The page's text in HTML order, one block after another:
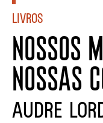
Livros
NOSSOS
NOSSAS
Audre